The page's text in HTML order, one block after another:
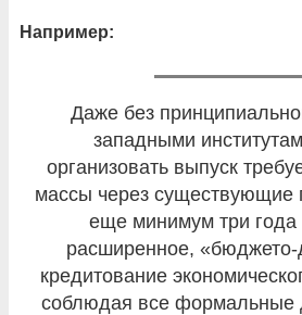
Например:
Даже без
западными
организовать выпуск
массы через существующие
еще минимум три года
расширенное,
кредитование
соблюдая все формальные